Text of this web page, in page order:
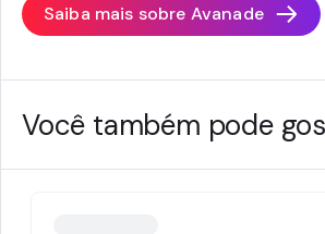
Saiba mais sobre Avanade
Você também pode